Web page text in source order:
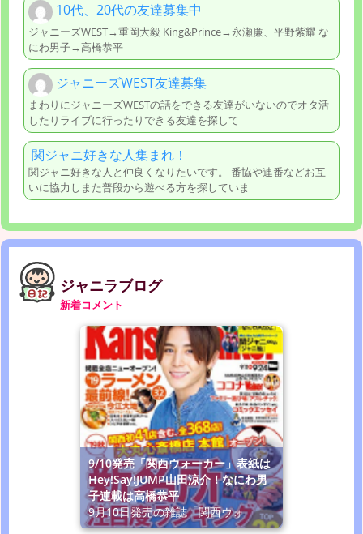
10代、20代の友達募集中
ジャニーズWEST→重岡大毅 King&Prince→永瀬廉、平野紫耀 な
にわ男子→高橋恭平
ジャニーズWEST友達募集
まわりにジャニーズWESTの話をできる友達がいないのでオタ活
したりライブに行ったりできる友達を探して
関ジャニ好きな人集まれ！
関ジャニ好きな人と仲良くなりたいです。 番協や連番などお互
いに協力しまた普段から遊べる方を探していま
ジャニラブログ
新着コメント
9/10発売「関西ウォーカー」表紙は
Hey!Say!JUMP山田涼介！なにわ男
子連載は高橋恭平
9月10日発売の雑誌「関西ウォ